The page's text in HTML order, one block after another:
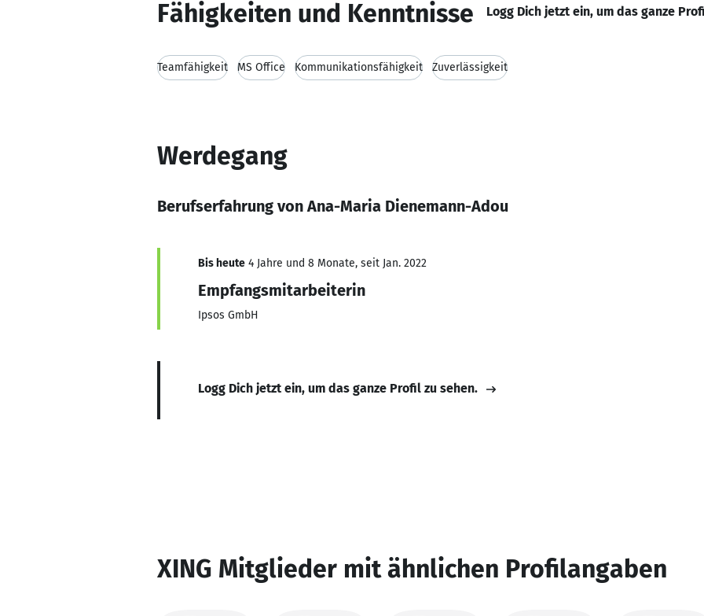
Fähigkeiten und Kenntnisse Logg Dich jetzt ein, um das ganze
Teamfähigkeit MS Office Kommunikationsfähigkeit Zuverlässigkeit
Werdegang
Berufserfahrung von Ana-Maria Dienemann-Adou
Bis heute 4 Jahre und 8 Monate, seit Jan. 2022
Empfangsmitarbeiterin
Ipsos GmbH
Logg Dich jetzt ein, um das ganze Profil zu sehen.
XING Mitglieder mit ähnlichen Profilangaben